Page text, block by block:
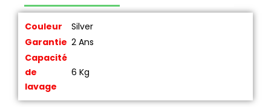
Couleur
Silver
Garantie 2 Ans
Capacité
de
lavage
6 Kg